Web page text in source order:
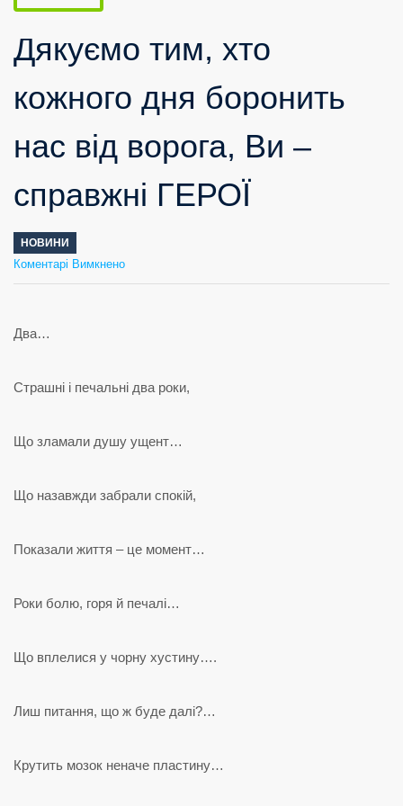
Дякуємо тим, хто
кожного дня боронить
нас від ворога, Ви –
справжні ГЕРОЇ
НОВИНИ
Коментарі Вимкненодо
Дякуємо
тим,
дня
боронить
нас
Два…
Страшні і печальні два роки,
Що зламали душу ущент…
Що назавжди забрали спокій,
Показали життя – це момент…
Роки болю, горя й печалі…
Що вплелися у чорну хустину….
Лиш питання, що ж буде далі?…
Крутить мозок неначе пластину…